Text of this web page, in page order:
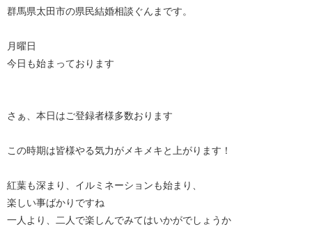
群馬県太田市の県民結婚相談ぐんまです。
月曜日
今日も始まっております
さぁ、本日はご登録者様多数おります
この時期は皆様やる気力がメキメキと上がります！
紅葉も深まり、イルミネーションも始まり、
楽しい事ばかりですね
一人より、二人で楽しんでみてはいかがでしょうか